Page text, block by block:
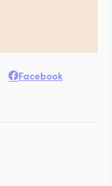
Facebook